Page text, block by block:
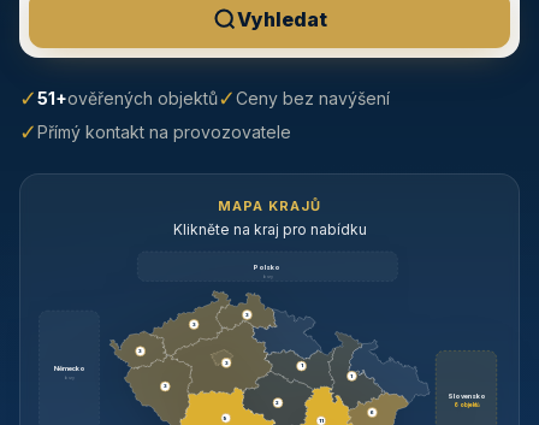
Vyhledat
✓51+ověřených objektů✓Ceny bez navýšení
✓Přímý kontakt na provozovatele
MAPA KRAJŮ
Klikněte na kraj pro nabídku
Polsko
brzy
Německo
brzy
Slovensko
6 objektů
3
9
3
3
3
3
1
2
11
1
6